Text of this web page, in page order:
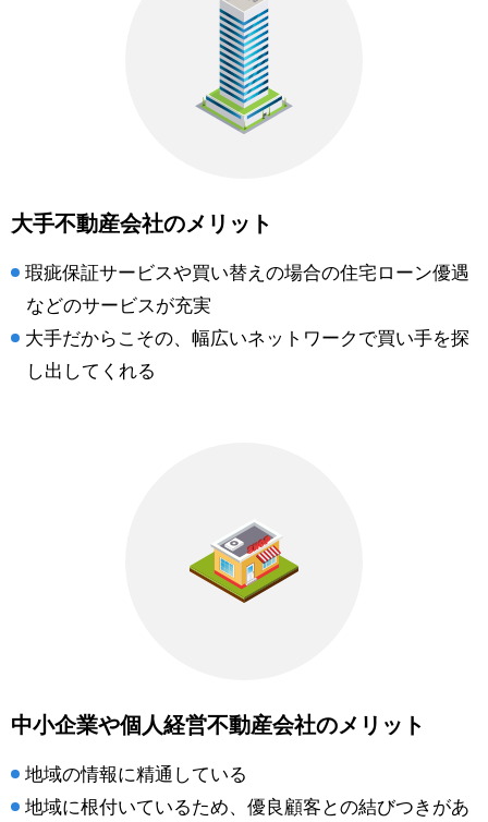
大手不動産会社のメリット
瑕疵保証サービスや買い替えの場合の住宅ローン優遇
などのサービスが充実
大手だからこその、幅広いネットワークで買い手を探
し出してくれる
中小企業や個人経営不動産会社のメリット
地域の情報に精通している
地域に根付いているため、優良顧客との結びつきがあ